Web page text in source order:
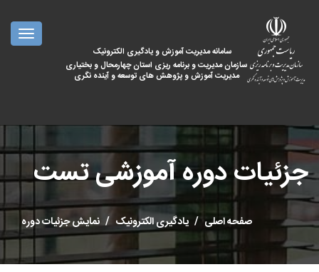
سامانه مدیریت آموزش و یادگیری الکترونیک
سازمان مدیریت و برنامه ریزی استان چهارمحال و بختیاری
مدیریت آموزش و پژوهش های توسعه و آینده نگری
جزئیات دوره آموزشی تست
صفحه اصلی یادگیری الکترونیک نمایش جزئیات دوره